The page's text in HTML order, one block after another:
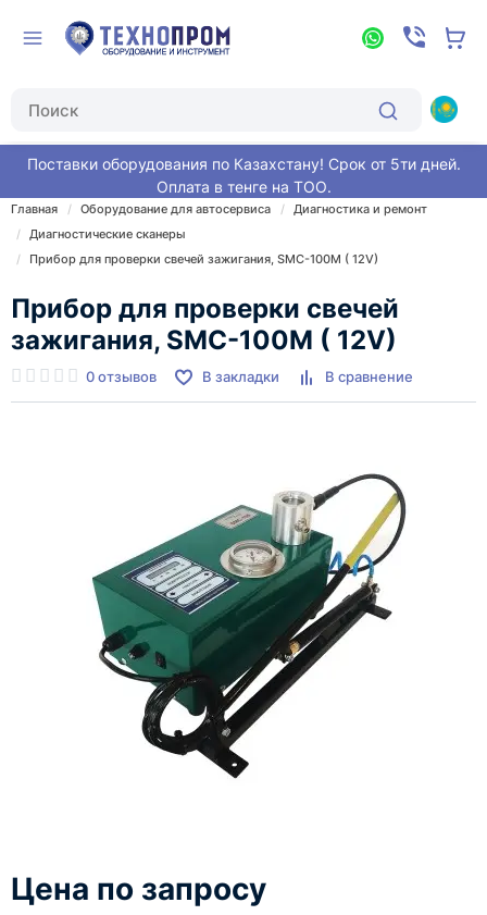
Поставки оборудования по Казахстану! Срок от 5ти дней.
Оплата в тенге на ТОО.
Главная Оборудование для автосервиса
Диагностика и ремонт
Диагностические сканеры
Прибор для проверки свечей зажигания, SMC-100M ( 12V)
Прибор для проверки свечей
зажигания, SMC-100M ( 12V)
0 отзывов В закладки В сравнение
Цена по запросу